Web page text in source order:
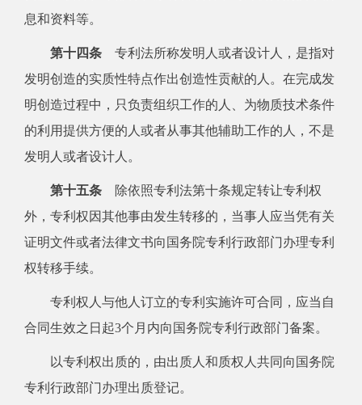
息和资料等。
第十四条 专利法所称发明人或者设计人，是指对
发明创造的实质性特点作出创造性贡献的人。在完成发
明创造过程中，只负责组织工作的人、为物质技术条件
的利用提供方便的人或者从事其他辅助工作的人，不是
发明人或者设计人。
第十五条
除依照专利法第十条规定转让专利权
外，专利权因其他事由发生转移的，当事人应当凭有关
证明文件或者法律文书向国务院专利行政部门办理专利
权转移手续。
专利权人与他人订立的专利实施许可合同，应当自
合同生效之日起3个月内向国务院专利行政部门备案。
以专利权出质的，由出质人和质权人共同向国务院
专利行政部门办理出质登记。